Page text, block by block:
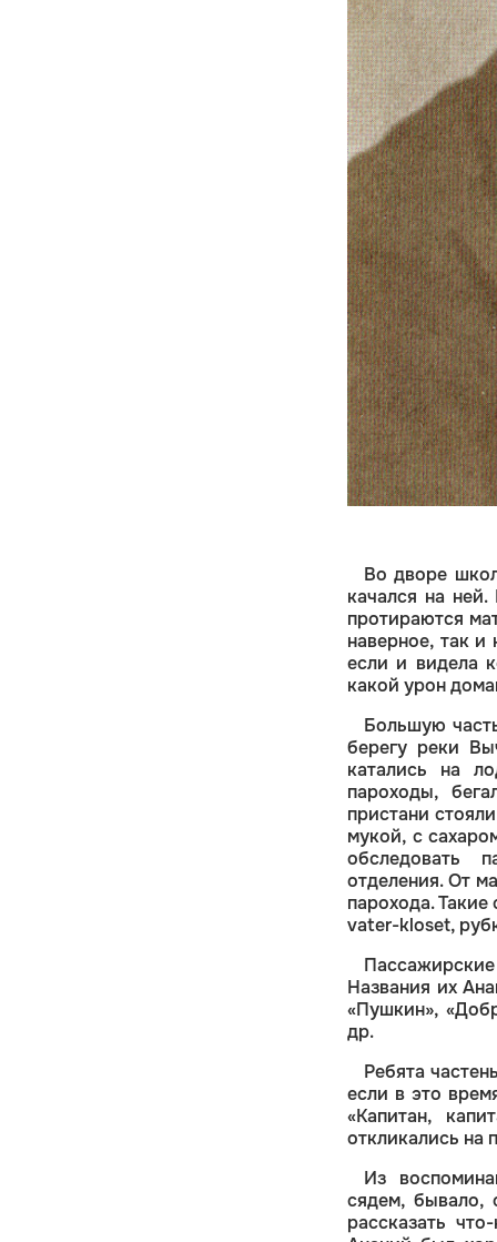
Во дворе
качался на
протираются
наверное, так
если и видела
какой урон
Большую
берегу реки
катались на
пароходы,
пристани
мукой, с
обследовать
отделения. От
парохода. Такие
vater-kloset,
Названия их
«Пушкин»,
др.
Ребята
если в это
«Капитан,
откликались на
Из
сядем, бывало,
рассказать